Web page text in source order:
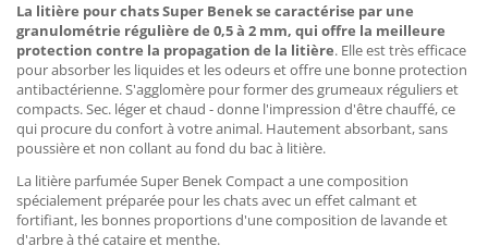
La litière pour chats Super Benek se caractérise par une
granulométrie régulière de 0,5 à 2 mm, qui offre la meilleure
protection contre la propagation de la litière. Elle est très efficace
pour absorber les liquides et les odeurs et offre une bonne protection
antibactérienne. S'agglomère pour former des grumeaux réguliers et
compacts. Sec. léger et chaud - donne l'impression d'être chauffé, ce
qui procure du confort à votre animal. Hautement absorbant, sans
poussière et non collant au fond du bac à litière.
La litière parfumée Super Benek Compact a une composition
spécialement préparée pour les chats avec un effet calmant et
fortifiant, les bonnes proportions d'une composition de lavande et
d'arbre à thé cataire et menthe.